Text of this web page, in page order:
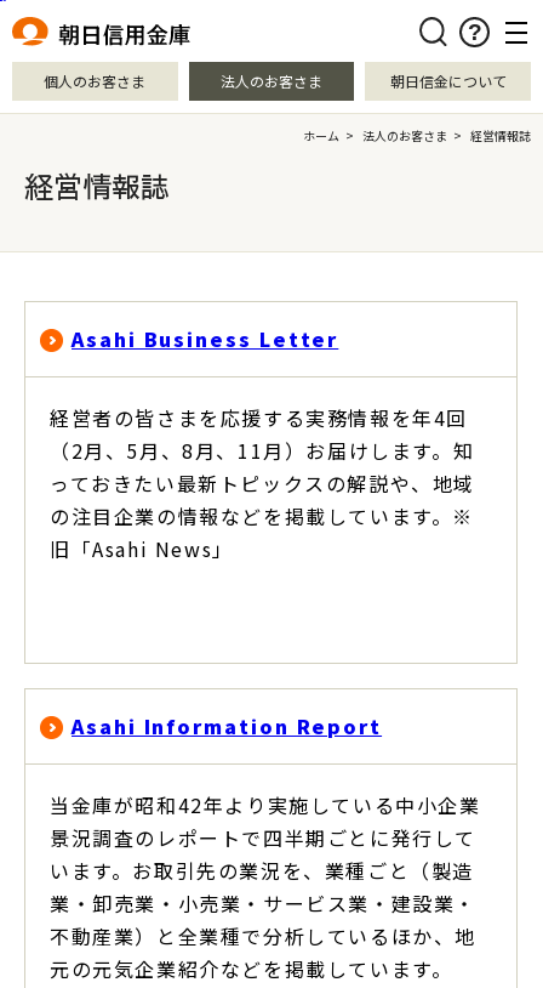
検索
個人のお客さま 法人のお客さま 朝日信金について
ホーム > 法人のお客さま > 経営情報誌
経営情報誌
Asahi Business Letter
経営者の皆さまを応援する実務情報を年4回
（2月、5月、8月、11月）お届けします。知
っておきたい最新トピックスの解説や、地域
の注目企業の情報などを掲載しています。※
旧「Asahi News」
Asahi Information Report
当金庫が昭和42年より実施している中小企業
景況調査のレポートで四半期ごとに発行して
います。お取引先の業況を、業種ごと（製造
業・卸売業・小売業・サービス業・建設業・
不動産業）と全業種で分析しているほか、地
元の元気企業紹介などを掲載しています。